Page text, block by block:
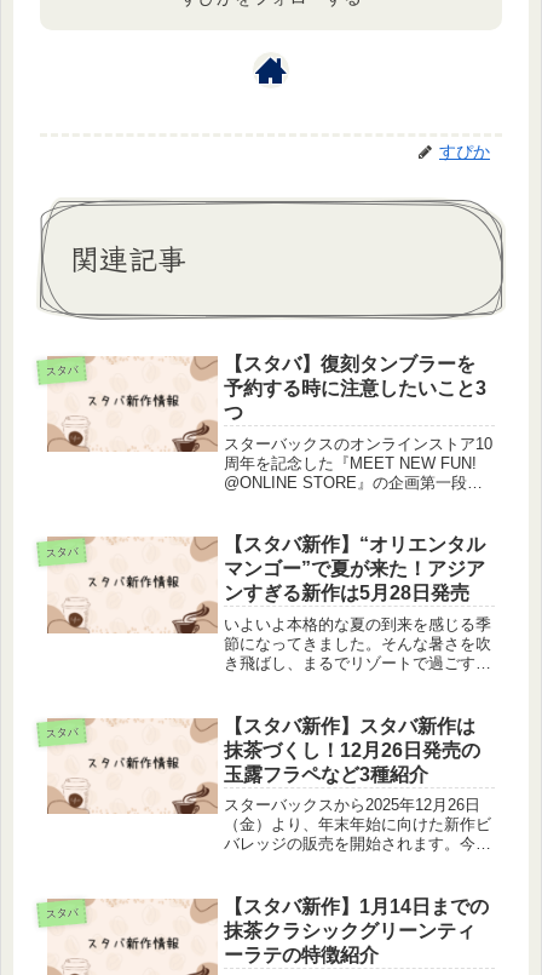
すぴか
関連記事
スタバ
【スタバ】復刻タンブラーを
予約する時に注意したいこと3
つ
スターバックスのオンラインストア10
周年を記念した『MEET NEW FUN!
@ONLINE STORE』の企画第一段、
時に7月2日から予約が始まり、7月16
日まで予約受...
スタバ
【スタバ新作】“オリエンタル
マンゴー”で夏が来た！アジア
ンすぎる新作は5月28日発売
いよいよ本格的な夏の到来を感じる季
節になってきました。そんな暑さを吹
き飛ばし、まるでリゾートで過ごすよ
月28日（水）から、スターバックスの
サマーシーズン第2弾がスタート...
スタバ
【スタバ新作】スタバ新作は
抹茶づくし！12月26日発売の
玉露フラペなど3種紹介
スターバックスから2025年12月26日
（金）より、年末年始に向けた新作ビ
バレッジの販売を開始されます。今回
ーラテ、そして新たな植物性ミルクを
使用したラテの合計3種類。この...
スタバ
【スタバ新作】1月14日までの
抹茶クラシックグリーンティ
ーラテの特徴紹介